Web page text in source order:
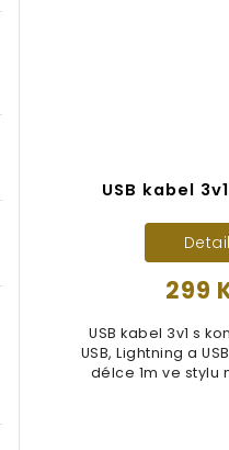
USB kabel
299
Detail
USB kabel 3v1 s
USB, Lightning a
délce 1m ve stylu